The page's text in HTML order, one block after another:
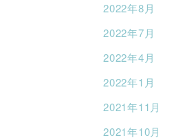
2022年8月
2022年7月
2022年4月
2022年1月
2021年11月
2021年10月